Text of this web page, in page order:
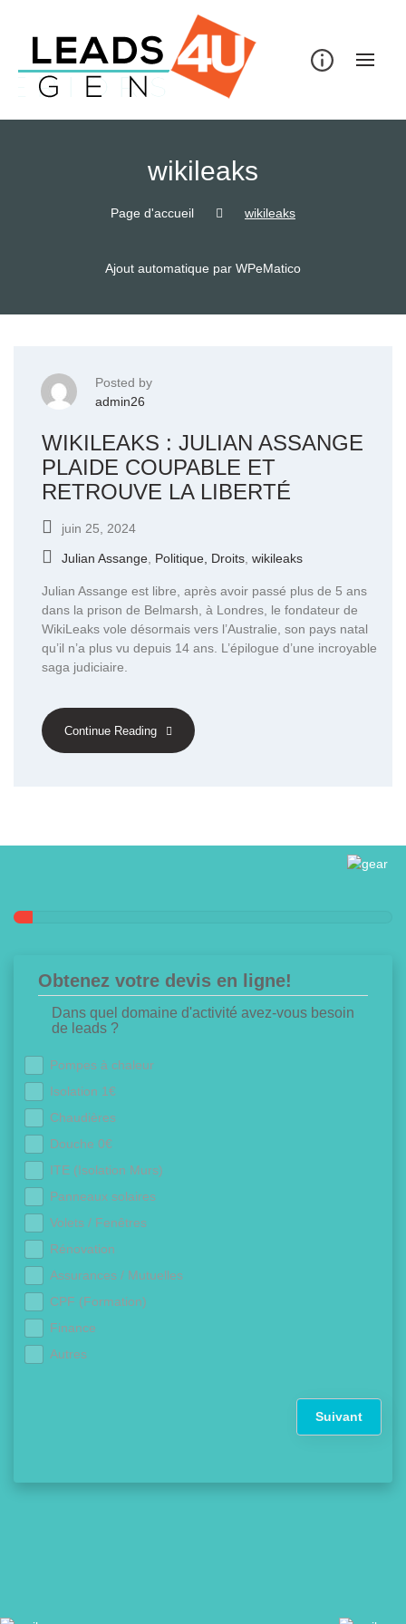
wikileaks
Page d'accueil wikileaks
Ajout automatique par WPeMatico
Posted by
admin26
WIKILEAKS : JULIAN ASSANGE
PLAIDE COUPABLE ET
RETROUVE LA LIBERTÉ
juin 25, 2024
Julian Assange Politique, Droits wikileaks
Julian Assange est libre, après avoir passé plus de 5 ans
dans la prison de Belmarsh, à Londres, le fondateur de
WikiLeaks vole désormais vers l’Australie, son pays natal
qu’il n’a plus vu depuis 14 ans. L’épilogue d’une incroyable
saga judiciaire.
Continue Reading
Obtenez votre devis en ligne!
Dans quel domaine d'activité avez-vous besoin
de leads ?
Pompes à chaleur
Isolation 1€
Chaudières
Douche 0€
ITE (Isolation Murs)
Panneaux solaires
Volets / Fenêtres
Rénovation
Assurances / Mutuelles
CPF (Formation)
Finance
Autres
Suivant